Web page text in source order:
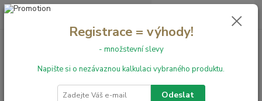
+420 731 199 591 0,00 Kč
Registrace = výhody!
- množstevní slevy
Napište si o nezávaznou kalkulaci vybraného produktu.
Odeslat